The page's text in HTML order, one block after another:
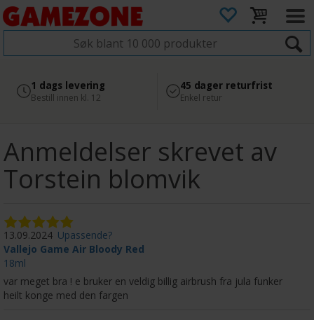
2 300+ anmeldelser på
Google
Sikker betaling
med Svea
1 dags levering
Bestill innen kl. 12
45 dager returfrist
Enkel retur
Anmeldelser skrevet av
Torstein blomvik
13.09.2024 Upassende?
Vallejo Game Air Bloody Red
18ml
var meget bra ! e bruker en veldig billig airbrush fra jula funker
heilt konge med den fargen